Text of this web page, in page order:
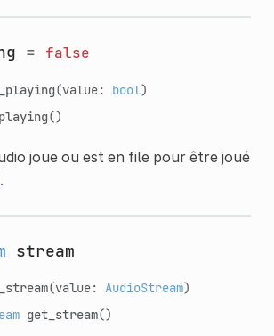
= false
(value: bool)
()
joue ou est en file pour être joué
stream
(value: AudioStream)
get_stream()